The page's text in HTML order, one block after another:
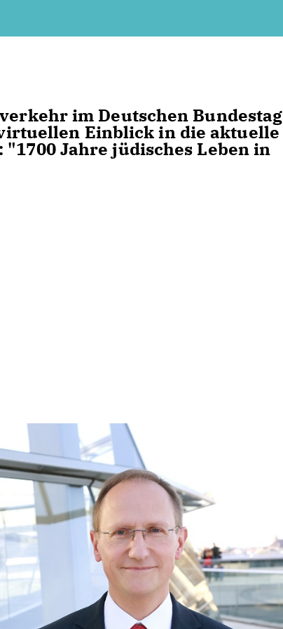
im Deutschen Bundestag
Einblick in die aktuelle
Jahre jüdisches Leben in